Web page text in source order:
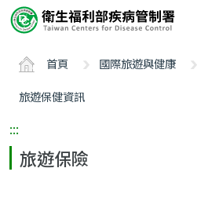
要
ALT+C
首頁 國際旅遊與健康
旅遊保健資訊
:::
旅遊保險